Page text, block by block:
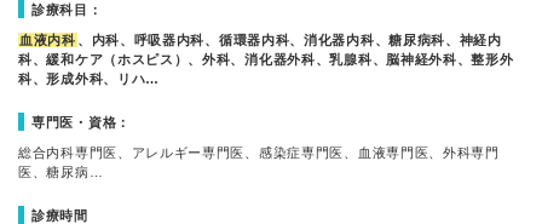
診療科目：
血液内科 、内科、呼吸器内科、循環器内科、消化器内科、糖尿病科、神経内
科、緩和ケア（ホスピス）、外科、消化器外科、乳腺科、脳神経外科、整形外
科、形成外科、リハ…
専門医・資格：
総合内科専門医、アレルギー専門医、感染症専門医、血液専門医、外科専門
医、糖尿病…
診療時間